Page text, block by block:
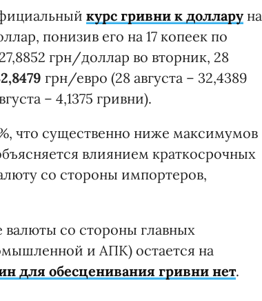
курс гривни к доллару на
понизив его на 17 копеек по
грн/доллар во вторник, 28
грн/евро (28 августа – 32,4389
– 4,1375 гривни).
что существенно ниже максимумов
влиянием краткосрочных
со стороны импортеров,
со стороны главных
и АПК) остается на
для обесценивания гривни нет.